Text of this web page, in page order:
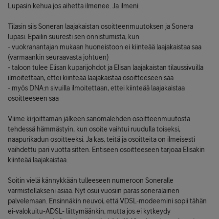
Lupasin kehua jos aihetta ilmenee. Ja ilmeni.
Tilasin siis Soneran laajakaistan osoitteenmuutoksen ja Sonera
lupasi. Epäilin suuresti sen onnistumista, kun
- vuokranantajan mukaan huoneistoon ei kiinteää laajakaistaa saa
(varmaankin seuraavasta johtuen)
- taloon tulee Elisan kuparijohdot ja Elisan laajakaistan tilaussivuilla
ilmoitettaan, ettei kiinteää laajakaistaa osoitteeseen saa
- myös DNA:n sivuilla ilmoitettaan, ettei kiinteää laajakaistaa
osoitteeseen saa
Viime kirjoittaman jälkeen sanomalehden osoitteenmuutosta
tehdessä hämmästyin, kun osoite vaihtui ruudulla toiseksi,
naapurikadun osoitteeksi. Ja kas, teitä ja osoitteita on ilmeisesti
vaihdettu pari vuotta sitten. Entiseen osoitteeseen tarjoaa Elisakin
kiinteää laajakaistaa.
Soitin vielä kännykkään tulleeseen numeroon Soneralle
varmistellakseni asiaa. Nyt osui vuosiin paras soneralainen
palvelemaan. Ensinnäkin neuvoi, että VDSL-modeemini sopii tähän
ei-valokuitu-ADSL- liittymäänkin, mutta jos ei kytkeydy